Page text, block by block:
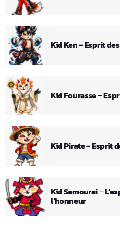
Kid Ken – Esprit
Kid Fourasse –
Kid Pirate – Esprit
Kid Samourai –
l’honneur